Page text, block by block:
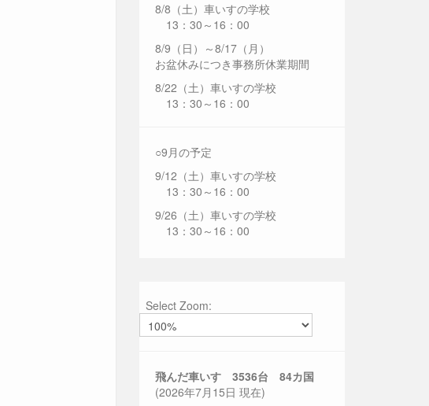
8/8（土）車いすの学校
13：30～16：00
8/9（日）～8/17（月）
お盆休みにつき事務所休業期間
8/22（土）車いすの学校
13：30～16：00
○9月の予定
9/12（土）車いすの学校
13：30～16：00
9/26（土）車いすの学校
13：30～16：00
Select Zoom:
飛んだ車いす 3536台 84カ国
(2026年7月15日 現在)